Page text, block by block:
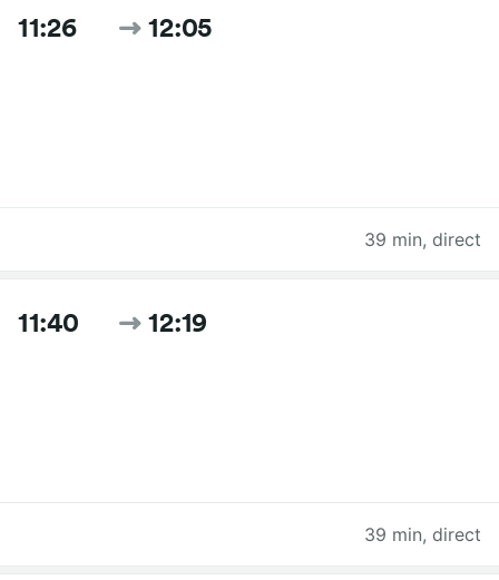
11:26 12:05
39 min, direct
11:40 12:19
39 min, direct